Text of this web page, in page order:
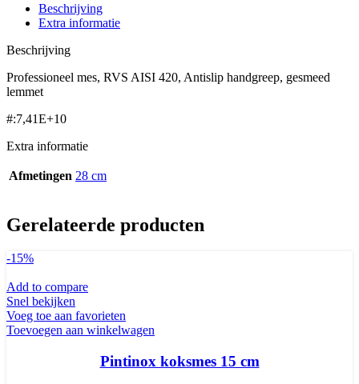
Beschrijving
Extra informatie
Beschrijving
Professioneel mes, RVS AISI 420, Antislip handgreep, gesmeed
lemmet
#:7,41E+10
Extra informatie
Afmetingen 28 cm
Gerelateerde producten
-15%
Add to compare
Snel bekijken
Voeg toe aan favorieten
Toevoegen aan winkelwagen
Pintinox koksmes 15 cm